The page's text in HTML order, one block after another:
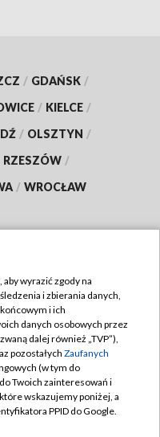
/ GDAŃSK /
/ KIELCE /
/ OLSZTYN /
RZESZÓW /
/ WROCŁAW
TVP
wyrazić zgody na
i zbierania danych,
i ich
danych osobowych przez
dalej również „TVP”),
pozostałych Zaufanych
(w tym do
Twoich zainteresowań i
wskazujemy poniżej, a
PPID do Google.